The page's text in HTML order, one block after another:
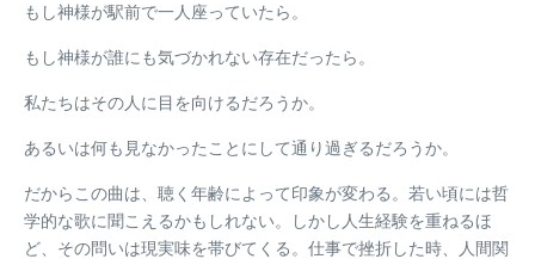
もし神様が駅前で一人座っていたら。
もし神様が誰にも気づかれない存在だったら。
私たちはその人に目を向けるだろうか。
あるいは何も見なかったことにして通り過ぎるだろうか。
だからこの曲は、聴く年齢によって印象が変わる。若い頃には哲
学的な歌に聞こえるかもしれない。しかし人生経験を重ねるほ
ど、その問いは現実味を帯びてくる。仕事で挫折した時、人間関